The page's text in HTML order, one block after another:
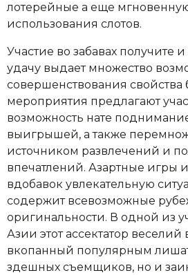
лотерейные а еще
использования слотов.
Участие во забавах получите
удачу выдает множество
совершенствования свойства
мероприятия предлагают
возможность нате
выигрышей, а также
источником развлечений и
впечатлений. Азартные игры
вдобавок увлекательную
содержит всевозможные
оригинальности. В одной из
Азии этот ассектатор веселий
вкопанный популярным
здешных съемщиков, но и